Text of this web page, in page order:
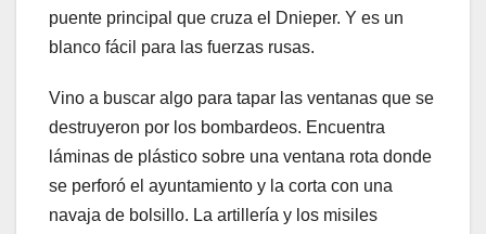
puente principal que cruza el Dnieper. Y es un
blanco fácil para las fuerzas rusas.
Vino a buscar algo para tapar las ventanas que se
destruyeron por los bombardeos. Encuentra
láminas de plástico sobre una ventana rota donde
se perforó el ayuntamiento y la corta con una
navaja de bolsillo. La artillería y los misiles